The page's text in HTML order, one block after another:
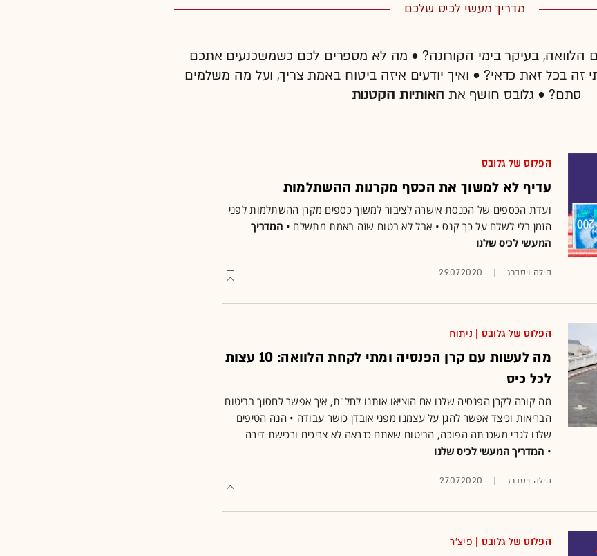
מדריך מעשי לכיס שלכם
הלוואה, בעיקר בימי הקורונה? • מה לא מספרים לכם כשמשכנעים אתכם
בכל זאת כדאי? • ואיך יודעים איזה ביטוח באמת צריך, ועל מה משלמים
סתם? • גלובס חושף את האותיות הקטנות
הפלוס של גלובס
עדיף לא למשוך את הכסף מקרנות ההשתלמות
ועדת הכספים של הכנסת אישרה לציבור למשוך כספים מקרן ההשתלמות לפני
הזמן בלי לשלם על כך קנס • אבל לא בטוח שזה באמת מתשלם • המדריך
המעשי לכיס שלנו
הילה ויסברג 29.07.2020
הפלוס של גלובס | ניתוח
מה לעשות עם קרן הפנסיה ומתי לקחת הלוואה: 10 עצות
לכל כיס
מה קורה לקרן הפנסיה שלנו אם הוציאו אותנו לחל"ת, איך אפשר לחסוך בביטוח
הבריאות וכיצד אפשר להגן על עצמנו מפני אובדן כושר עבודה • הנה הטיפים
שלנו לגבי משכנתה הפוכה, הביטוח שאתם כנראה לא צריכים ורכישת דירה
• המדריך המעשי לכיס שלנו
הילה ויסברג 27.07.2020
הפלוס של גלובס | פיצ'ר